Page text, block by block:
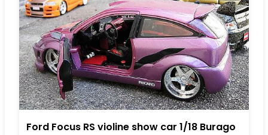
Ford Focus RS violine show car 1/18 Burago